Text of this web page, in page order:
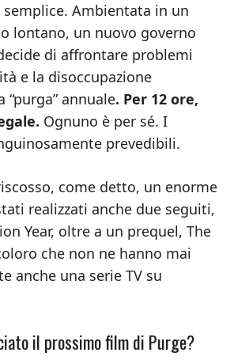
semplice. Ambientata in un
lontano, un nuovo governo
di affrontare problemi
e la disoccupazione
annuale. Per 12 ore,
Ognuno è per sé. I
prevedibili.
come detto, un enorme
realizzati anche due seguiti,
Year, oltre a un prequel, The
che non ne hanno mai
anche una serie TV su
il prossimo film di Purge?